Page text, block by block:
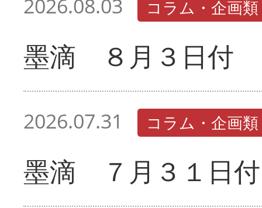
2026.08.03 コラム・企画類
墨滴 ８月３日付
2026.07.31 コラム・企画類
墨滴 ７月３１日付